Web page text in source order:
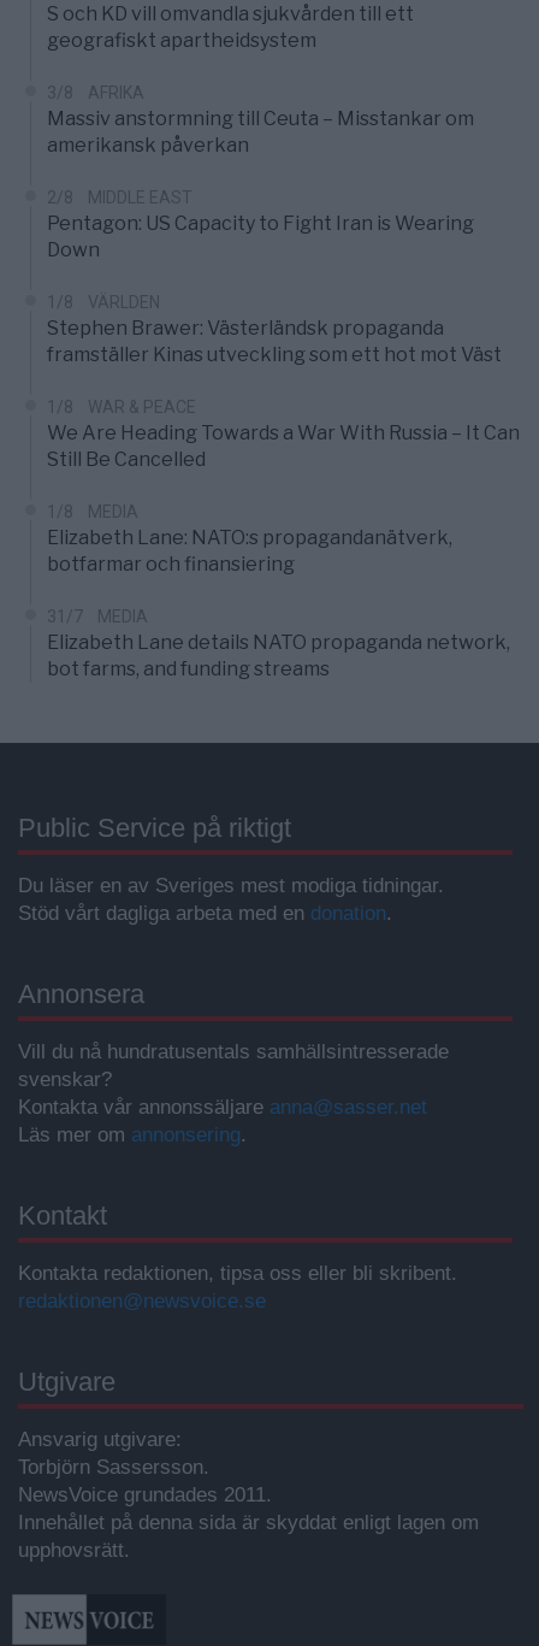
S och KD vill omvandla sjukvården till ett
geografiskt apartheidsystem
3/8 AFRIKA
Massiv anstormning till Ceuta – Misstankar om
amerikansk påverkan
2/8 MIDDLE EAST
Pentagon: US Capacity to Fight Iran is Wearing
Down
1/8 VÄRLDEN
Stephen Brawer: Västerländsk propaganda
framställer Kinas utveckling som ett hot mot Väst
1/8 WAR & PEACE
We Are Heading Towards a War With Russia – It Can
Still Be Cancelled
1/8 MEDIA
Elizabeth Lane: NATO:s propagandanätverk,
botfarmar och finansiering
31/7 MEDIA
Elizabeth Lane details NATO propaganda network,
bot farms, and funding streams
Public Service på riktigt
Du läser en av Sveriges mest modiga tidningar.
Stöd vårt dagliga arbeta med en donation.
Annonsera
Vill du nå hundratusentals samhällsintresserade
svenskar?
Kontakta vår annonssäljare anna@sasser.net
Läs mer om annonsering.
Kontakt
Kontakta redaktionen, tipsa oss eller bli skribent.
redaktionen@newsvoice.se
Utgivare
Ansvarig utgivare:
Torbjörn Sassersson.
NewsVoice grundades 2011.
Innehållet på denna sida är skyddat enligt lagen om
upphovsrätt.